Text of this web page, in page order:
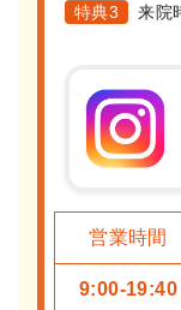
特典3 来院
営業時間
9:00-19:40